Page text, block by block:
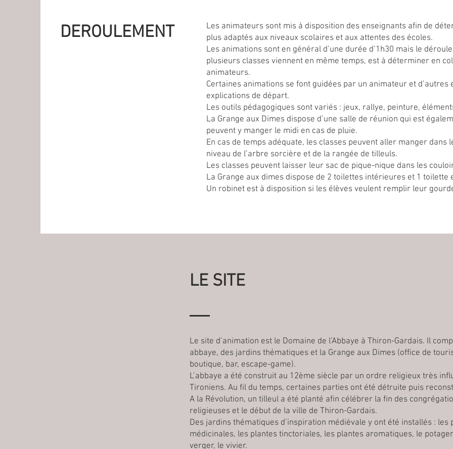
DEROULEMENT
Les animateurs sont mis à disposition des enseignants afin de
plus adaptés aux niveaux scolaires et aux attentes des écoles.
Les animations sont en général d’une durée d’1h30 mais le
plusieurs classes viennent en même temps, est à déterminer en
animateurs.
Certaines animations se font guidées par un animateur et
explications de départ.
Les outils pédagogiques sont variés : jeux, rallye, peinture,
La Grange aux Dimes dispose d’une salle de réunion qui est
peuvent y manger le midi en cas de pluie.
En cas de temps adéquate, les classes peuvent aller manger dans
niveau de l’arbre sorcière et de la rangée de tilleuls.
Les classes peuvent laisser leur sac de pique-nique dans les
La Grange aux dimes dispose de 2 toilettes intérieures et 1 toilette
Un robinet est à disposition si les élèves veulent remplir leur
LE SITE
Le site d’animation est le Domaine de l’Abbaye à Thiron-Gardais. Il
abbaye, des jardins thématiques et la Grange aux Dimes (office de
boutique, bar, escape-game).
L’abbaye a été construit au 12ème siècle par un ordre religieux très
Tironiens. Au fil du temps, certaines parties ont été détruite puis
A la Révolution, un tilleul a été planté afin célébrer la fin des
religieuses et le début de la ville de Thiron-Gardais.
Des jardins thématiques d’inspiration médiévale y ont été installés : les
médicinales, les plantes tinctoriales, les plantes aromatiques, le
verger, le vivier.